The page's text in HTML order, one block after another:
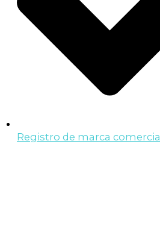
Registro de marca comercial